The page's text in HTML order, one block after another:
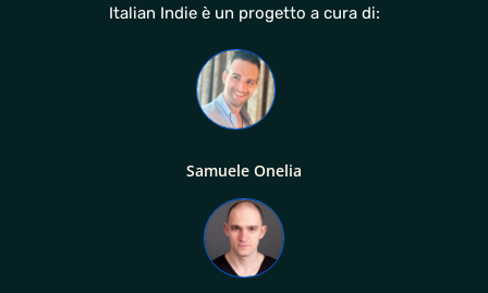
Italian Indie è un progetto a cura di:
Samuele Onelia